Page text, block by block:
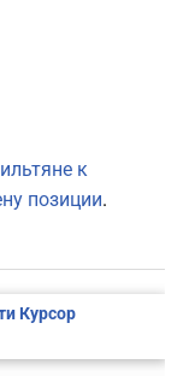
к
позиции.
Курсор